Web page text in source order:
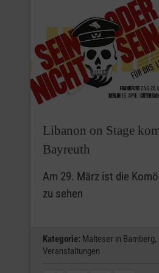
Libanon on Stage
Bayreuth
Am 29. März ist die
zu sehen
Kategorie: Malteser in Bamberg,
Veranstaltungen